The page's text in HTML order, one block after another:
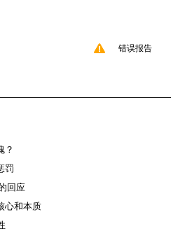
错误报告
？
罚
回应
心和本质